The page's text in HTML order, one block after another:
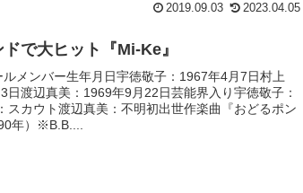
2019.09.03 2023.04.05
で大ヒット『Mi-Ke』
メンバー生年月日宇徳敬子：1967年4月7日村上
日渡辺真美：1969年9月22日芸能界入り宇徳敬子：
スカウト渡辺真美：不明初出世作楽曲『おどるポン
年）※B.B....